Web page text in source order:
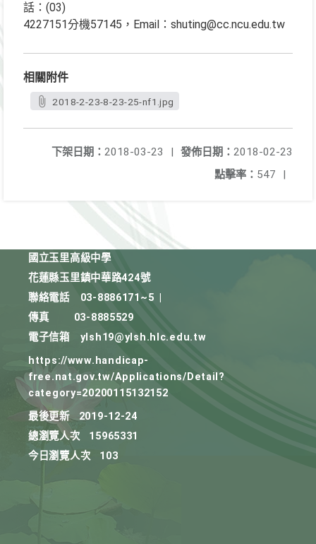
話：(03)
4227151分機57145，Email：shuting@cc.ncu.edu.tw
相關附件
2018-2-23-8-23-25-nf1.jpg
發佈日期： 2018-02-23
下架日期： 2018-03-23
|
點擊率： 547 |
國立玉里高級中學
花蓮縣玉里鎮中華路424號
聯絡電話
03-8886171~5
傳真
03-8885529
電子信箱
ylsh19@ylsh.hlc.edu.tw
https://www.handicap-
free.nat.gov.tw/Applications/Detail?
category=20200115132152
最後更新
2019-12-24
總瀏覽人次
15965331
今日瀏覽人次
103